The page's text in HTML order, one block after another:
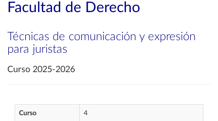
Facultad de Derecho
Técnicas de comunicación y expresión
para juristas
Curso 2025-2026
Curso 4